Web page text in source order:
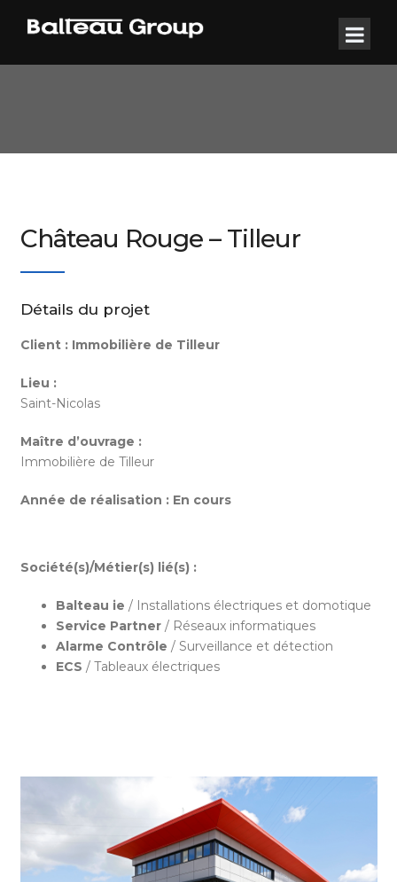
Château Rouge – Tilleur
Détails du projet
Client :Immobilière de Tilleur
Lieu :
Saint-Nicolas
Maître d’ouvrage :
Immobilière de Tilleur
Année de réalisation :En cours
Société(s)/Métier(s) lié(s) :
Balteau ie / Installations électriques et domotique
Service Partner / Réseaux informatiques
Alarme Contrôle / Surveillance et détection
ECS / Tableaux électriques